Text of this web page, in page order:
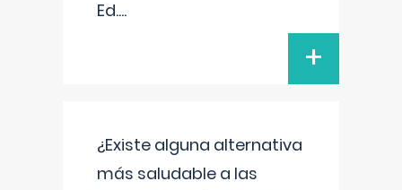
Ed....
+
¿Existe alguna alternativa
más saludable a las